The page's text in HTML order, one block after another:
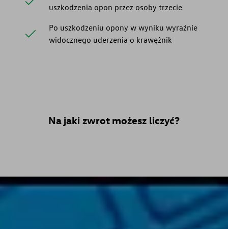
uszkodzenia opon przez osoby trzecie
Po uszkodzeniu opony w wyniku wyraźnie
widocznego uderzenia o krawężnik
Na jaki zwrot możesz liczyć?